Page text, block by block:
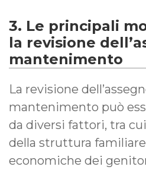
3. Le principali
la revisione
mantenimento
La revisione
mantenimento può
da diversi fattori, tra
della struttura
economiche dei